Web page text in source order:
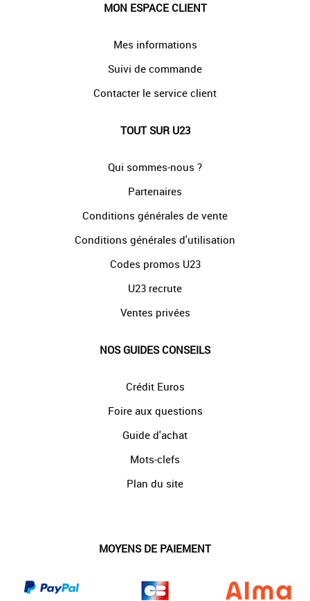
MON ESPACE CLIENT
Mes informations
Suivi de commande
Contacter le service client
TOUT SUR U23
Qui sommes-nous ?
Partenaires
Conditions générales de vente
Conditions générales d'utilisation
Codes promos U23
U23 recrute
Ventes privées
NOS GUIDES CONSEILS
Crédit Euros
Foire aux questions
Guide d'achat
Mots-clefs
Plan du site
MOYENS DE PAIEMENT